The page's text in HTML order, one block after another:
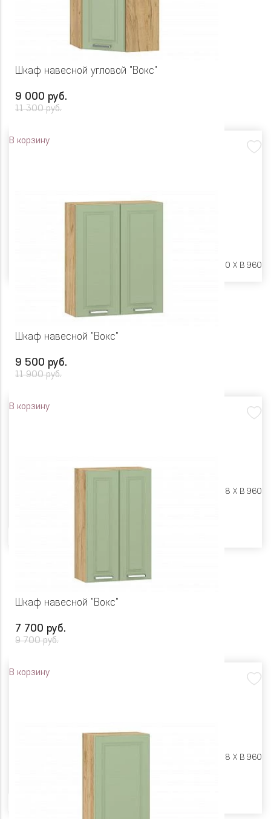
Шкаф навесной угловой "Вокс"
9 000 руб.
11 300 руб.
В корзину
Ш 600 X Г 600 X В 960
Шкаф навесной "Вокс"
9 500 руб.
11 900 руб.
В корзину
Ш 800 X Г 318 X В 960
Шкаф навесной "Вокс"
7 700 руб.
9 700 руб.
В корзину
Ш 600 X Г 318 X В 960